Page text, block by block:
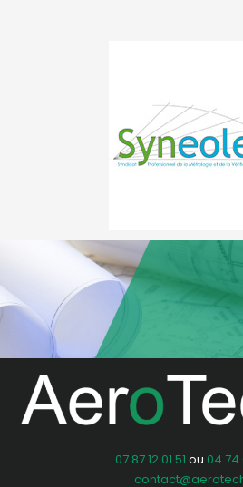
07.87.12.01.51 ou